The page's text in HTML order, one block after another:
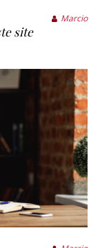
Marcio
site